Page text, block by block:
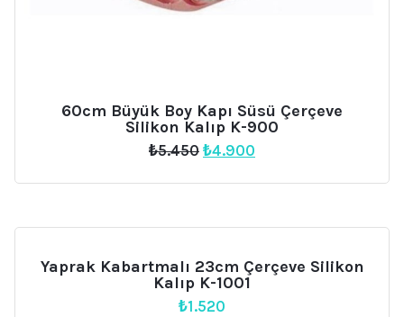
60cm Büyük Boy Kapı Süsü Çerçeve
Silikon Kalıp K-900
₺5.450 Orijinal
₺5.450.
₺4.900
fiyat:
Yaprak Kabartmalı 23cm Çerçeve Silikon
Kalıp K-1001
₺1.520